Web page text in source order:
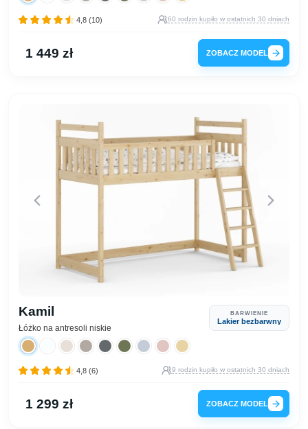
4,8 (10) 60 rodzin kupiło w ostatnich 30 dniach
1 449 zł ZOBACZ MODEL
Kamil
Łóżko na antresoli niskie
BARWIENIE
Lakier bezbarwny
4,8 (6) 9 rodzin kupiło w ostatnich 30 dniach
1 299 zł ZOBACZ MODEL